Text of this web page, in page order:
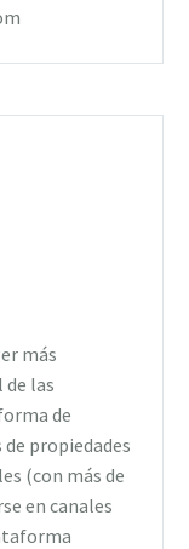
más
las
de
propiedades
(con más de
en canales